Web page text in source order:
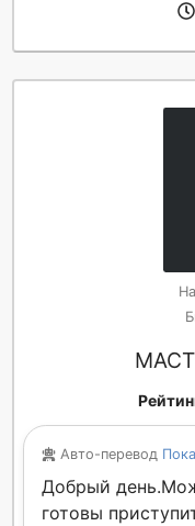
Авто-перевод
Добрый
готовы